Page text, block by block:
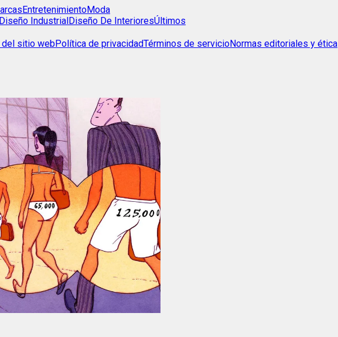
EntretenimientoModa
Diseño IndustrialDiseño De InterioresÚltimos
del sitio webPolítica de privacidadTérminos de servicioNormas editoriales y ética